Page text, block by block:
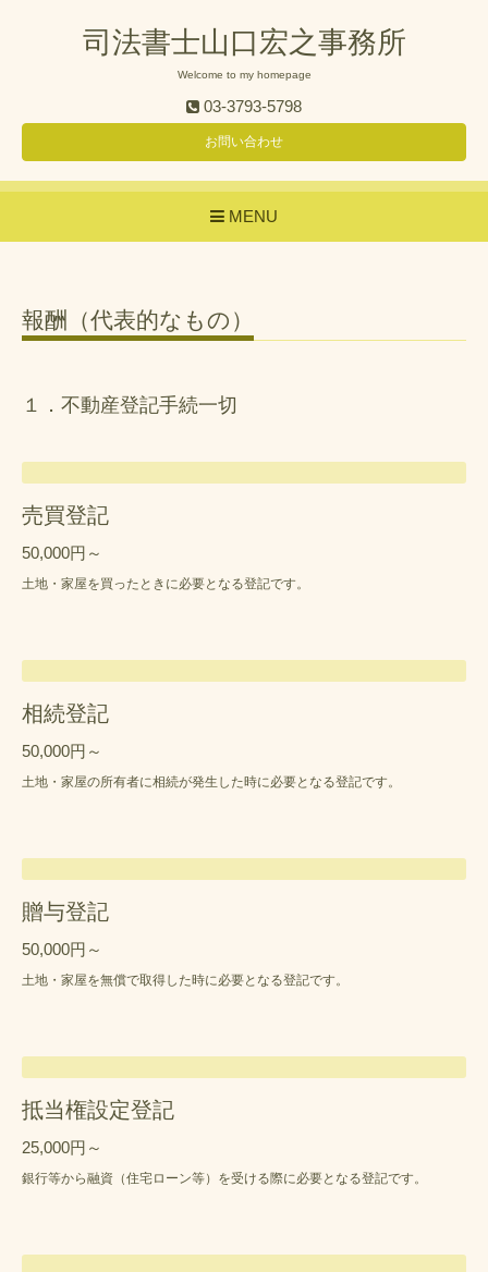
司法書士山口宏之事務所
Welcome to my homepage
03-3793-5798
お問い合わせ
MENU
報酬（代表的なもの）
１．不動産登記手続一切
売買登記
50,000円～
土地・家屋を買ったときに必要となる登記です。
相続登記
50,000円～
土地・家屋の所有者に相続が発生した時に必要となる登記です。
贈与登記
50,000円～
土地・家屋を無償で取得した時に必要となる登記です。
抵当権設定登記
25,000円～
銀行等から融資（住宅ローン等）を受ける際に必要となる登記です。